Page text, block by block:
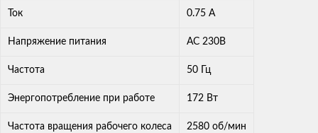
Ток 0.75 A
Напряжение питания AC 230В
Частота 50 Гц
Энергопотребление при работе 172 Вт
Частота вращения рабочего колеса 2580 об/мин